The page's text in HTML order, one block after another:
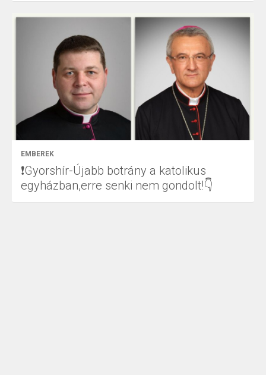
EMBEREK
❗Gyorshír-Újabb botrány a katolikus
egyházban,erre senki nem gondolt!👇